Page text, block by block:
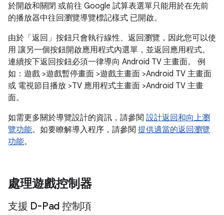
於開啟和關閉 或前往 Google 試算表選單只能用於在先前
的播放器中往回瀏覽導覽標記樣式 已開啟。
由於「返回」按鈕只會執行線性、返回瀏覽，因此您可以使
用 讓另一個按鈕開啟應用程式內選單，並返回應用程式。
連續按下返回按鈕必須一律導向 Android TV 主畫面。 例
如：遊戲 >遊戲暫停畫面 >遊戲主畫面 >Android TV 主畫面
或 電視節目播放 >TV 應用程式主畫面 >Android TV 主畫
面。
如需更多關於導覽設計的資訊，請參閱 設計返回和向上瀏
覽功能。如要瞭解導入程序，請參閱 提供適當的返回瀏覽
功能。
處理遊戲控制器
支援 D-Pad 控制項